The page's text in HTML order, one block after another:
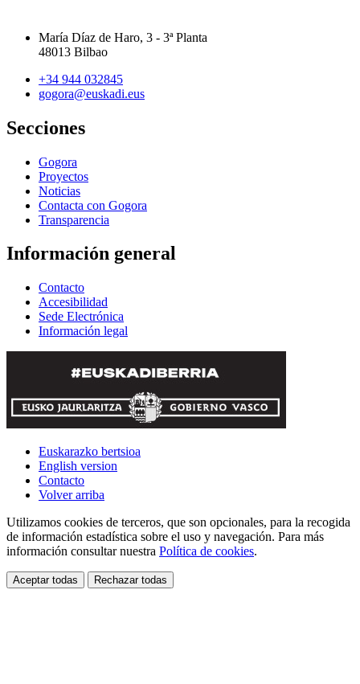
María Díaz de Haro, 3 - 3ª Planta
48013 Bilbao
+34 944 032845
gogora@euskadi.eus
Secciones
Gogora
Proyectos
Noticias
Contacta con Gogora
Transparencia
Información general
Contacto
Accesibilidad
Sede Electrónica
Información legal
Euskarazko bertsioa
English version
Contacto
Volver arriba
Utilizamos cookies de terceros, que son opcionales, para la recogida
de información estadística sobre el uso y navegación. Para más
información consultar nuestra Política de cookies.
Aceptar todas Rechazar todas